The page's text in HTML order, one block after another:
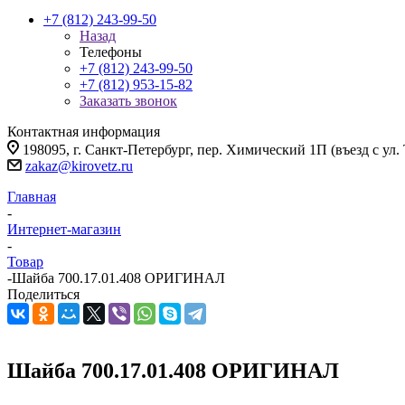
+7 (812) 243-99-50
Назад
Телефоны
+7 (812) 243-99-50
+7 (812) 953-15-82
Заказать звонок
Контактная информация
198095, г. Санкт-Петербург, пер. Химический 1П (въезд с
zakaz@kirovetz.ru
Главная
-
Интернет-магазин
-
Товар
-Шайба 700.17.01.408 ОРИГИНАЛ
Поделиться
Шайба 700.17.01.408 ОРИГИНАЛ